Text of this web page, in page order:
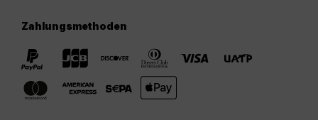
Zahlungsmethoden